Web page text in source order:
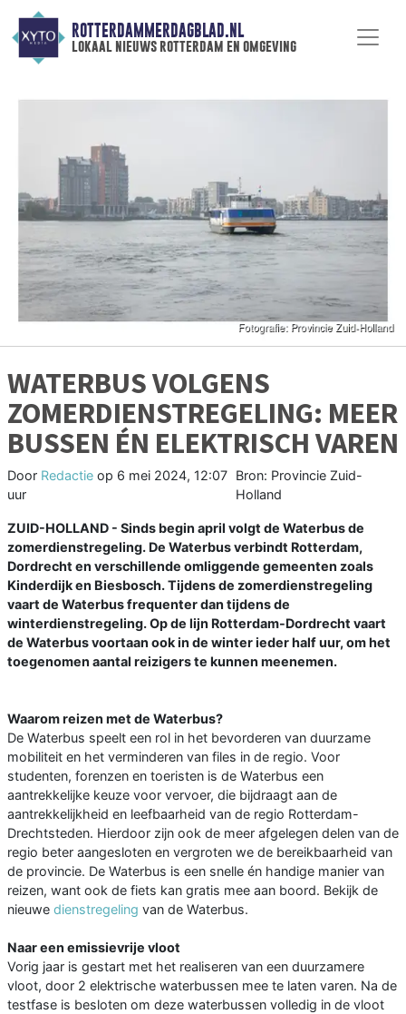
ROTTERDAMMERDAGBLAD.NL
lokaal nieuws rotterdam en omgeving
WATERBUS VOLGENS
ZOMERDIENSTREGELING: MEER
BUSSEN ÉN ELEKTRISCH VAREN
Door Redactie op 6 mei 2024, 12:07
uur
Bron: Provincie Zuid-
Holland
ZUID-HOLLAND - Sinds begin april volgt de Waterbus de
zomerdienstregeling. De Waterbus verbindt Rotterdam,
Dordrecht en verschillende omliggende gemeenten zoals
Kinderdijk en Biesbosch. Tijdens de zomerdienstregeling
vaart de Waterbus frequenter dan tijdens de
winterdienstregeling. Op de lijn Rotterdam-Dordrecht vaart
de Waterbus voortaan ook in de winter ieder half uur, om het
toegenomen aantal reizigers te kunnen meenemen.
Waarom reizen met de Waterbus?
De Waterbus speelt een rol in het bevorderen van duurzame
mobiliteit en het verminderen van files in de regio. Voor
studenten, forenzen en toeristen is de Waterbus een
aantrekkelijke keuze voor vervoer, die bijdraagt aan de
aantrekkelijkheid en leefbaarheid van de regio Rotterdam-
Drechtsteden. Hierdoor zijn ook de meer afgelegen delen van de
regio beter aangesloten en vergroten we de bereikbaarheid van
de provincie. De Waterbus is een snelle én handige manier van
reizen, want ook de fiets kan gratis mee aan boord. Bekijk de
nieuwe dienstregeling van de Waterbus.
Naar een emissievrije vloot
Vorig jaar is gestart met het realiseren van een duurzamere
vloot, door 2 elektrische waterbussen mee te laten varen. Na de
testfase is besloten om deze waterbussen volledig in de vloot